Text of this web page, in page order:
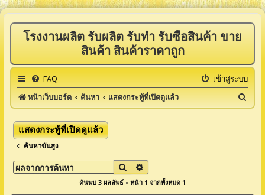
โรงงานผลิต รับผลิต รับทำ รับซื้อสินค้า ขาย
สินค้า สินค้าราคาถูก
FAQ
เข้าสู่ระบบ
หน้าเว็บบอร์ด
ค้นหา แสดงกระทู้ที่เปิดดูแล้ว
น
แสดงกระทู้ที่เปิดดูแล้ว
ค้นหาขั้นสูง
ค้นหา
ค้นพบ 3 ผลลัพธ์ • หน้า 1 จากทั้งหมด 1